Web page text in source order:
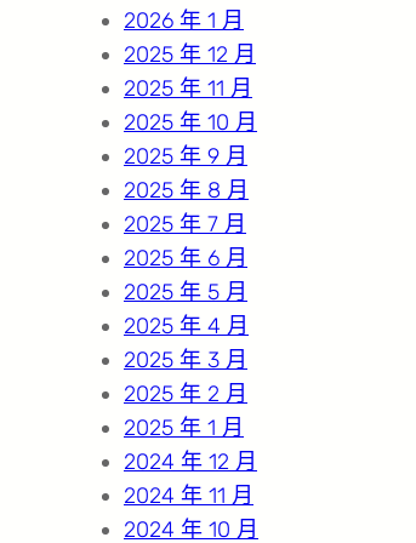
2026 年 1 月
2025 年 12 月
2025 年 11 月
2025 年 10 月
2025 年 9 月
2025 年 8 月
2025 年 7 月
2025 年 6 月
2025 年 5 月
2025 年 4 月
2025 年 3 月
2025 年 2 月
2025 年 1 月
2024 年 12 月
2024 年 11 月
2024 年 10 月